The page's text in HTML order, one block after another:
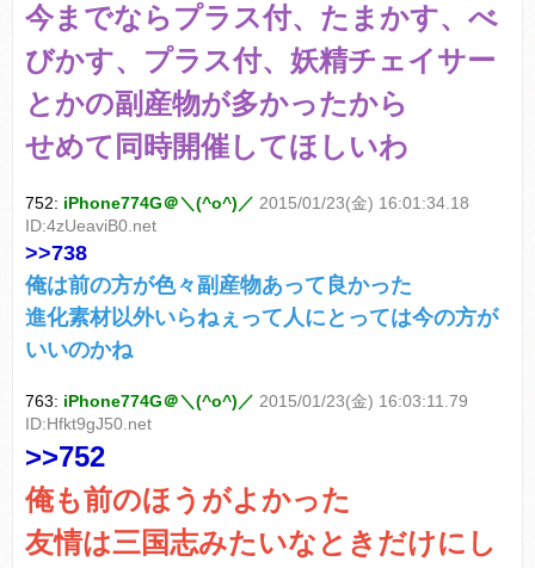
今までならプラス付、たまかす、べ
びかす、プラス付、妖精チェイサー
とかの副産物が多かったから
せめて同時開催してほしいわ
752: iPhone774G＠＼(^o^)／ 2015/01/23(金) 16:01:34.18
ID:4zUeaviB0.net
>>738
俺は前の方が色々副産物あって良かった
進化素材以外いらねぇって人にとっては今の方が
いいのかね
763: iPhone774G＠＼(^o^)／ 2015/01/23(金) 16:03:11.79
ID:Hfkt9gJ50.net
>>752
俺も前のほうがよかった
友情は三国志みたいなときだけにし